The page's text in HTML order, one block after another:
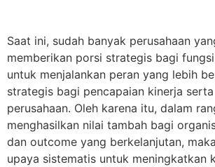
Saat ini, sudah banyak perusahaan
memberikan porsi strategis bagi
untuk menjalankan peran yang lebih
strategis bagi pencapaian kinerja
perusahaan. Oleh karena itu, dalam
menghasilkan nilai tambah bagi
dan outcome yang berkelanjutan,
upaya sistematis untuk meningkatkan